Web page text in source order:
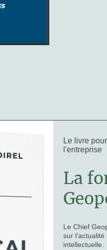
Le livre
l'entreprise
La
Le Chief
sur
intellectuelle.